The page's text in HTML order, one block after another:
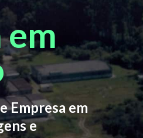
Empresa em
e